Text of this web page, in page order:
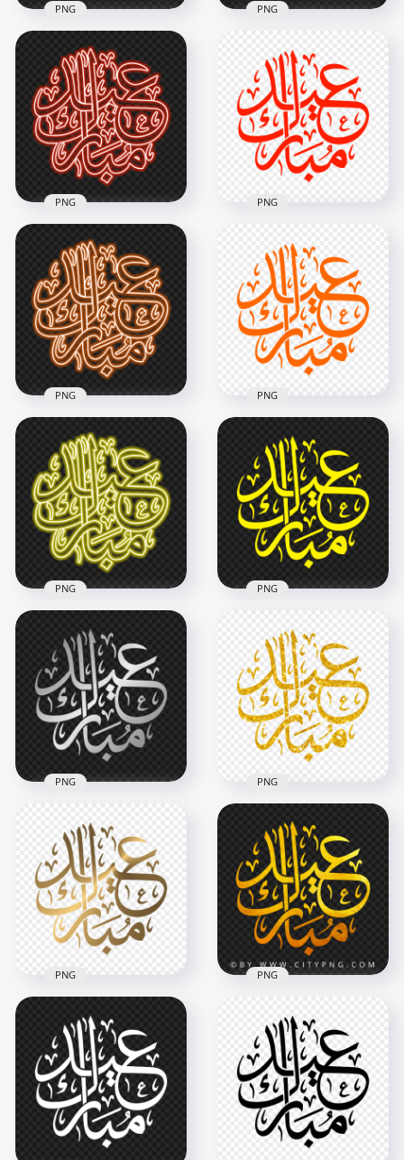
HD مخطوطة عيد
مبارك Eid Mubarak
Pink Arabic Text PNG
2500x2500
264.8kB
PNG
مبارك Eid Mubarak
Pink Neon Arabic
Text PNG
2500x2500
1.6MB
PNG
مبارك Eid Mubarak
Red Neon Arabic
Text PNG
2500x2500
1.7MB
PNG
مبارك Eid Mubarak
Red Arabic Text PNG
2500x2500
264.8kB
PNG
مبارك Eid Mubarak
Orange Neon Arabic
Text PNG
2500x2500
1.7MB
PNG
مبارك Eid Mubarak
Orange Arabic Text
PNG
2500x2500
264.8kB
PNG
مبارك Eid Mubarak
Yellow Neon Arabic
Text PNG
2500x2500
1.6MB
PNG
مبارك Eid Mubarak
Yellow Arabic Text
PNG
2500x2500
264.9kB
PNG
مبارك Eid Mubarak
Silver Arabic Text
PNG
2500x2500
PNG
مبارك Eid Mubarak
Gold Glitter Arabic
Text PNG
2500x2500
2.7MB
PNG
مبارك ذهب Eid
Mubarak Arabic Text
PNG
2500x2500
1.5MB
PNG
مبارك ذهب Eid
Mubarak Gold
Arabic Text PNG
2500x2500
PNG